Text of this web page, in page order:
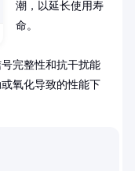
潮，以延长使用寿
命。
完整性和抗干扰能
氧化导致的性能下